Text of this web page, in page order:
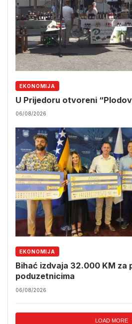
EKONOMIJA
U Prijedoru otvoreni
06/08/2026
EKONOMIJA
Bihać izdvaja 32.000 KM za
poduzetnicima
06/08/2026
LOAD MORE